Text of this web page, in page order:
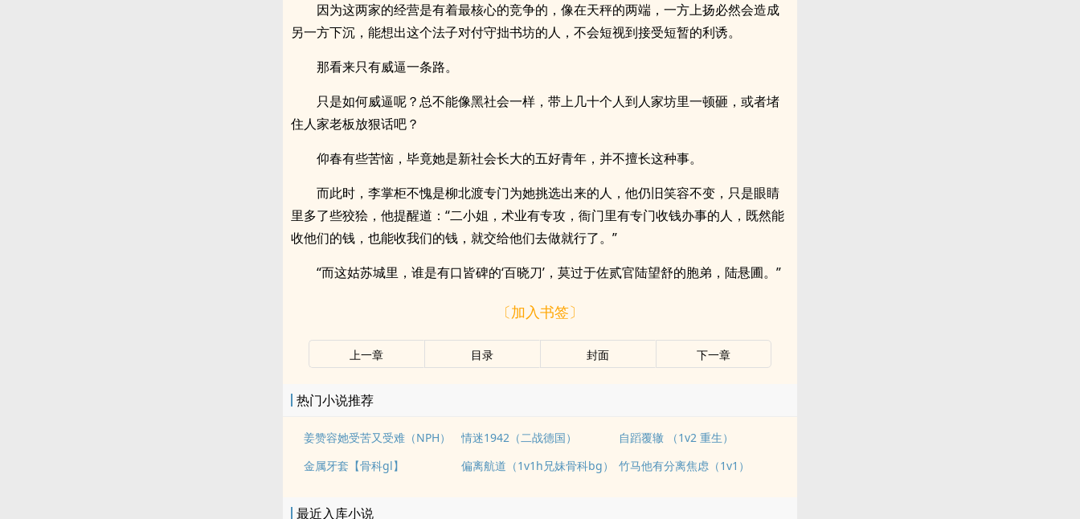
因为这两家的经营是有着最核心的竞争的，像在天秤的两端，一方上扬必然会造成
另一方下沉，能想出这个法子对付守拙书坊的人，不会短视到接受短暂的利诱。
那看来只有威逼一条路。
只是如何威逼呢？总不能像黑社会一样，带上几十个人到人家坊里一顿砸，或者堵
住人家老板放狠话吧？
仰春有些苦恼，毕竟她是新社会长大的五好青年，并不擅长这种事。
而此时，李掌柜不愧是柳北渡专门为她挑选出来的人，他仍旧笑容不变，只是眼睛
里多了些狡狯，他提醒道：“二小姐，术业有专攻，衙门里有专门收钱办事的人，既然能
收他们的钱，也能收我们的钱，就交给他们去做就行了。”
“而这姑苏城里，谁是有口皆碑的‘百晓刀’，莫过于佐贰官陆望舒的胞弟，陆悬圃。”
〔加入书签〕
上一章 目录 封面 下一章
热门小说推荐
姜赞容她受苦又受难（NPH） 情迷1942（二战德国）
自蹈覆辙 （1v2 重生）
金属牙套【骨科gl】
偏离航道（1v1h兄妹骨科bg） 竹马他有分离焦虑（1v1）
最近入库小说